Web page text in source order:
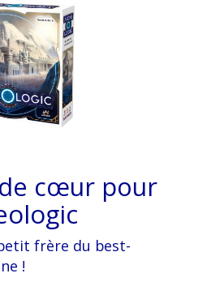
cœur pour
frère du best-
!